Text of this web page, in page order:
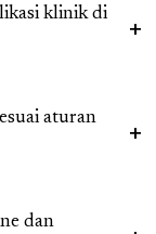
klinik di
aturan
dan